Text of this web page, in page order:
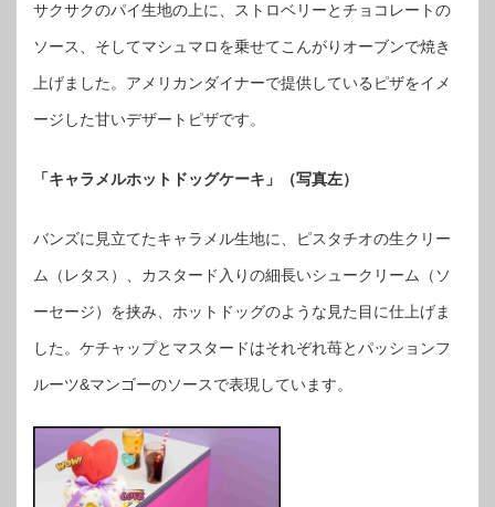
サクサクのパイ生地の上に、ストロベリーとチョコレートの
ソース、そしてマシュマロを乗せてこんがりオーブンで焼き
上げました。アメリカンダイナーで提供しているピザをイメ
ージした甘いデザートピザです。
「キャラメルホットドッグケーキ」（写真左）
バンズに見立てたキャラメル生地に、ピスタチオの生クリー
ム（レタス）、カスタード入りの細長いシュークリーム（ソ
ーセージ）を挟み、ホットドッグのような見た目に仕上げま
した。ケチャップとマスタードはそれぞれ苺とパッションフ
ルーツ&マンゴーのソースで表現しています。